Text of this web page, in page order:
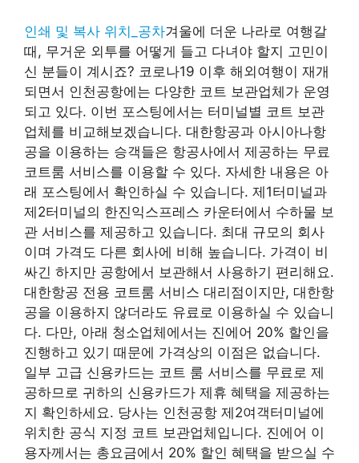
인쇄 및 복사 위치_공차겨울에 더운 나라로 여행갈
때, 무거운 외투를 어떻게 들고 다녀야 할지 고민이
신 분들이 계시죠? 코로나19 이후 해외여행이 재개
되면서 인천공항에는 다양한 코트 보관업체가 운영
되고 있다. 이번 포스팅에서는 터미널별 코트 보관
업체를 비교해보겠습니다. 대한항공과 아시아나항
공을 이용하는 승객들은 항공사에서 제공하는 무료
코트룸 서비스를 이용할 수 있다. 자세한 내용은 아
래 포스팅에서 확인하실 수 있습니다. 제1터미널과
제2터미널의 한진익스프레스 카운터에서 수하물 보
관 서비스를 제공하고 있습니다. 최대 규모의 회사
이며 가격도 다른 회사에 비해 높습니다. 가격이 비
싸긴 하지만 공항에서 보관해서 사용하기 편리해요.
대한항공 전용 코트룸 서비스 대리점이지만, 대한항
공을 이용하지 않더라도 유료로 이용하실 수 있습니
다. 다만, 아래 청소업체에서는 진에어 20% 할인을
진행하고 있기 때문에 가격상의 이점은 없습니다.
일부 고급 신용카드는 코트 룸 서비스를 무료로 제
공하므로 귀하의 신용카드가 제휴 혜택을 제공하는
지 확인하세요. 당사는 인천공항 제2여객터미널에
위치한 공식 지정 코트 보관업체입니다. 진에어 이
용자께서는 총요금에서 20% 할인 혜택을 받으실 수